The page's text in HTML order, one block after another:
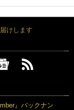
けします
』バックナン